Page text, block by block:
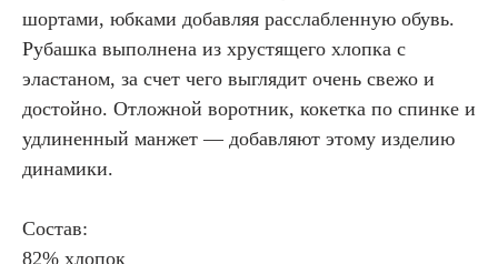
шортами, юбками добавляя расслабленную обувь.
Рубашка выполнена из хрустящего хлопка с
эластаном, за счет чего выглядит очень свежо и
достойно. Отложной воротник, кокетка по спинке и
удлиненный манжет — добавляют этому изделию
динамики.
Состав:
82% хлопок